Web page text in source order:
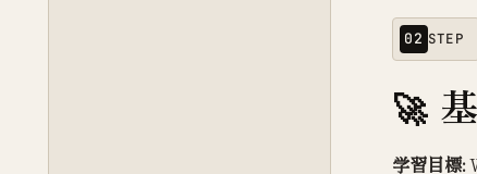
02 STEP
学習目標: